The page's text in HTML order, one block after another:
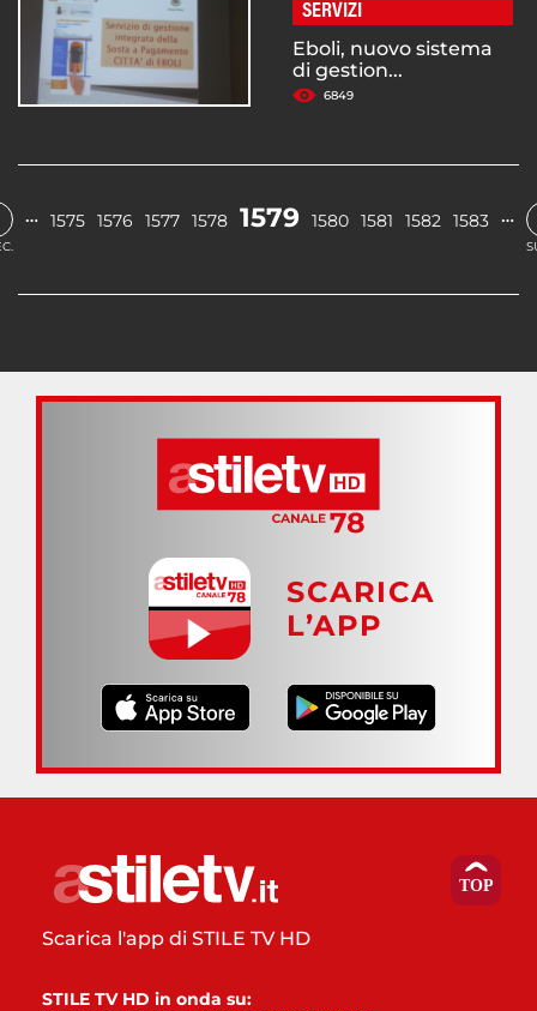
SERVIZI
Eboli, nuovo sistema
di gestion...
6849
… 1575 1576 1577 1578 1579 1580 1581 1582 1583 …
SCARICA
L’APP
Scarica l'app di STILE TV HD
STILE TV HD in onda su: